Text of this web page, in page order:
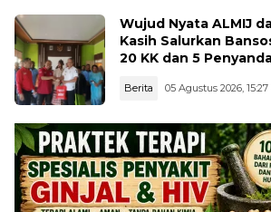
Wujud Nyata ALMIJ
Kasih Salurkan
20 KK dan 5
Berita 05 Agustus 2026,